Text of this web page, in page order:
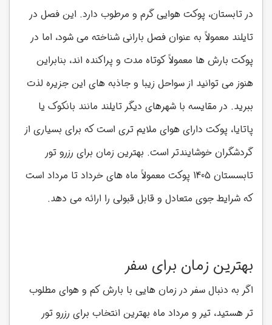
در تابستان، پوکت هوایی گرم و مرطوب دارد. این فصل در
تایلند معمولاً به عنوان فصل بارانی شناخته می شود، اما در
پوکت بارش ها معمولاً کوتاه مدت و پراکنده اند، بنابراین
هنوز می توانید از سواحل زیبا و جاذبه های این جزیره لذت
ببرید. در مقایسه با شهرهای دیگر تایلند مانند بانکوک یا
پاتایا، پوکت دارای هوای ملایم تری است که برای بسیاری از
گردشگران خوشایندتر است. بهترین زمان برای رزرو تور
تابسستان 1405 پوکت معمولاً ماه های خرداد تا مرداد
است
که شرایط جوی متعادل و قابل قبولی را ارائه می دهد.
بهترین زمان برای سفر
اگر به دنبال سفر در زمان هایی با بارش کم و هوای مطلوب
تر هستید، تیر و مرداد ماه بهترین انتخاب برای رزرو تور